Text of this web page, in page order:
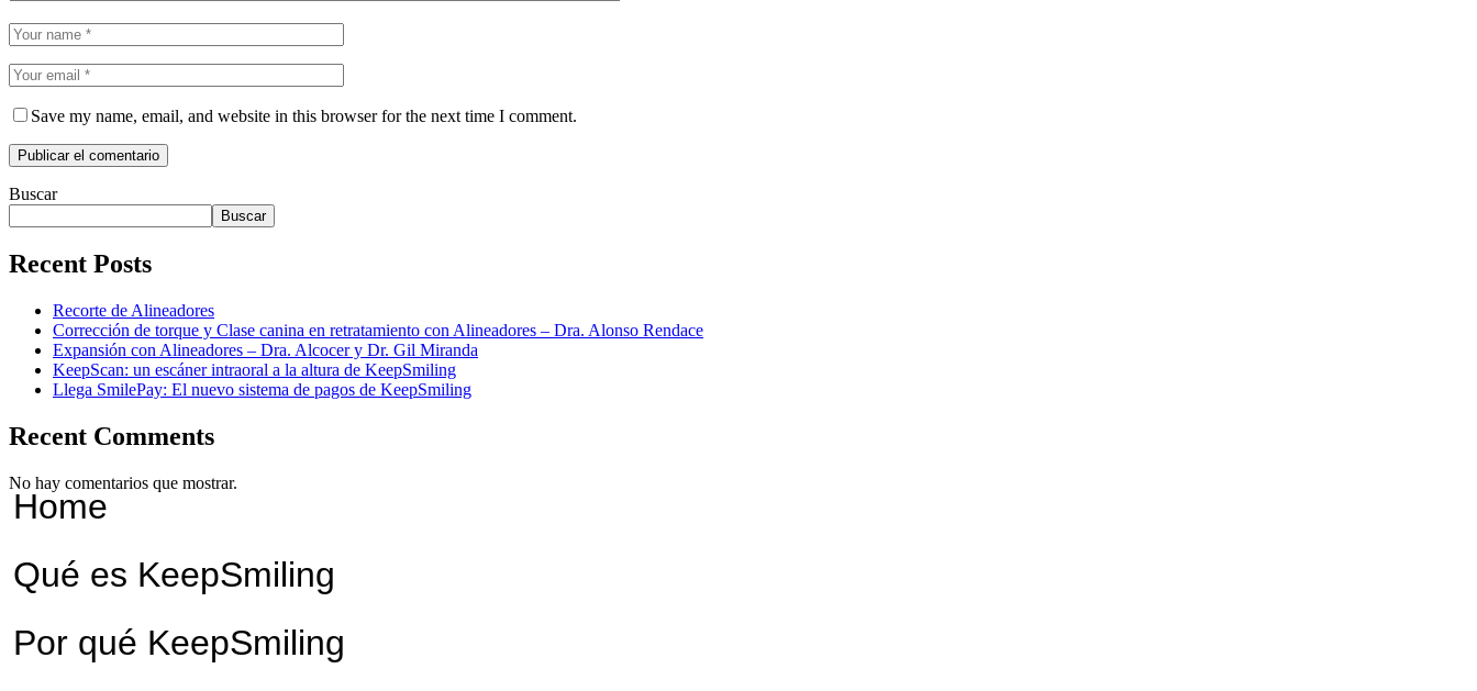
Save my name, email, and website in this browser for the next time I comment.
Buscar
Buscar
Recent Posts
Recorte de Alineadores
Corrección de torque y Clase canina en retratamiento con Alineadores – Dra. Alonso Rendace
Expansión con Alineadores – Dra. Alcocer y Dr. Gil Miranda
KeepScan: un escáner intraoral a la altura de KeepSmiling
Llega SmilePay: El nuevo sistema de pagos de KeepSmiling
Recent Comments
No hay comentarios que mostrar.
Home
Qué es KeepSmiling
Por qué KeepSmiling